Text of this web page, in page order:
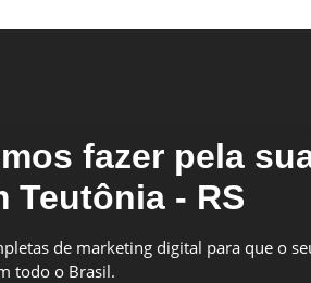
fazer pela
Teutônia - RS
de marketing digital para que o
todo o Brasil.